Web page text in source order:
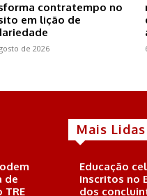
contratempo no
em lição de
de 2026
de
Mais Lidas
Educação
inscritos no
dos